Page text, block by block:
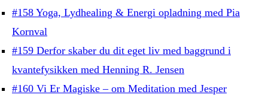
#158 Yoga, Lydhealing & Energi opladning med Pia
Kornval
#159 Derfor skaber du dit eget liv med baggrund i
kvantefysikken med Henning R. Jensen
#160 Vi Er Magiske – om Meditation med Jesper